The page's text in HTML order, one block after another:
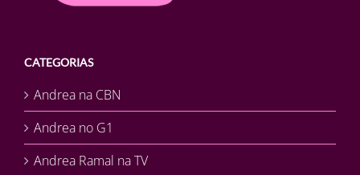
CATEGORIAS
Andrea na CBN
Andrea no G1
Andrea Ramal na TV